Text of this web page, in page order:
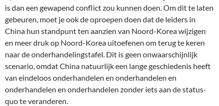
is dan een gewapend conflict zou kunnen doen. Om dit te laten
gebeuren, moet je ook de oproepen doen dat de leiders in
China hun standpunt ten aanzien van Noord-Korea wijzigen
en meer druk op Noord-Korea uitoefenen om terug te keren
naar de onderhandelingstafel. Dit is geen onwaarschijnlijk
scenario, omdat China natuurlijk een lange geschiedenis heeft
van eindeloos onderhandelen en onderhandelen en
onderhandelen en onderhandelen zonder iets aan de status-
quo te veranderen.